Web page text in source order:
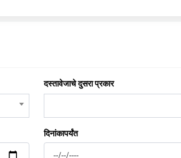
दस्तावेजाचे दुसरा प्रकार
दिनांकापर्यंत